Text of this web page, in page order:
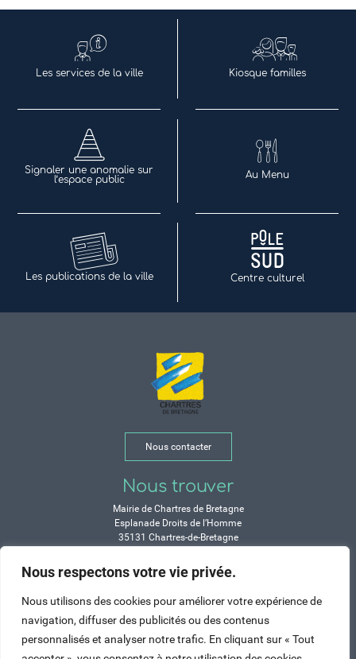
Nous respectons votre vie privée.
Nous utilisons des cookies pour améliorer votre expérience de
navigation, diffuser des publicités ou des contenus
personnalisés et analyser notre trafic. En cliquant sur « Tout
Les services de la ville Kiosque familles
Signaler une anomalie sur
l’espace public
Au Menu
Les publications de la ville Centre culturel
Nous contacter
Nous trouver
Mairie de Chartres de Bretagne
Esplanade Droits de l’Homme
35131 Chartres-de-Bretagne
Horaires
Durant les congés d’été :
de 9h à 12h et de 14h à 17h